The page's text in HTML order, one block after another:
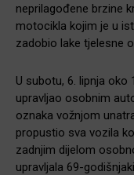
neprilagođene brzine
motocikla kojim je u
zadobio lake tjelesne
U subotu, 6. lipnja oko
upravljao osobnim
oznaka vožnjom
propustio sva vozila
zadnjim dijelom
upravljala 69-